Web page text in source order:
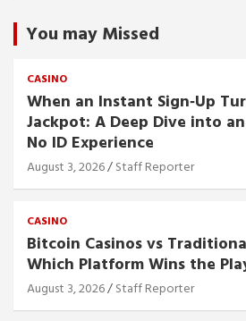
You may Missed
CASINO
When an Instant Sign‑Up
Jackpot: A Deep Dive into
No ID Experience
August 3, 2026 Staff Reporter
CASINO
Bitcoin Casinos vs
Which Platform Wins the
August 3, 2026 Staff Reporter